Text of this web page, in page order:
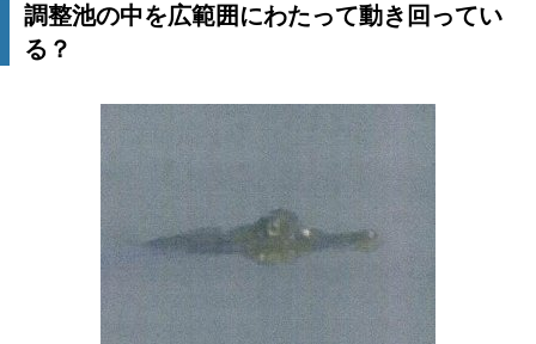
調整池の中を広範囲にわたって動き回ってい
る？